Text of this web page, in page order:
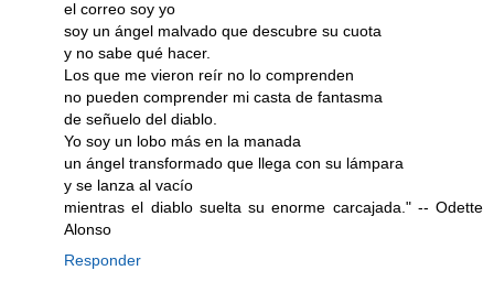
el correo soy yo
soy un ángel malvado que descubre su cuota
y no sabe qué hacer.
Los que me vieron reír no lo comprenden
no pueden comprender mi casta de fantasma
de señuelo del diablo.
Yo soy un lobo más en la manada
un ángel transformado que llega con su lámpara
y se lanza al vacío
mientras el diablo suelta su enorme carcajada." -- Odette
Alonso
Responder